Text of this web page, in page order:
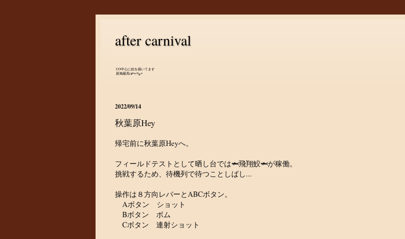
after carnival
UO中心に絵を描いてます
斑鳩最高(๑•̀ㅂ•́)و✧
2022/09/14
秋葉原Hey
帰宅前に秋葉原Heyへ。
フィールドテストとして晒し台では🦈飛翔鮫🦈が稼働。
挑戦するため、待機列で待つことしばし...
操作は８方向レバーとABCボタン。
Aボタン ショット
Bボタン ボム
Cボタン 連射ショット